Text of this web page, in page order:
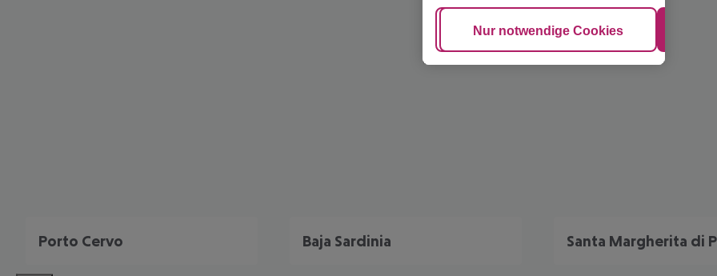
Porto Cervo Baja Sardinia Santa Margherita di
Cookie anpassen
Nur notwendige Cookies